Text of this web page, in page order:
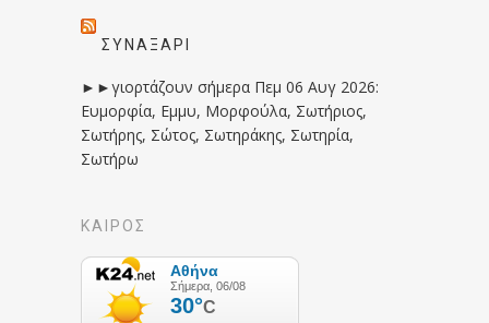
ΣΥΝΑΞΆΡΙ
►►γιορτάζουν σήμερα Πεμ 06 Αυγ 2026:
Ευμορφία, Εμμυ, Μορφούλα, Σωτήριος,
Σωτήρης, Σώτος, Σωτηράκης, Σωτηρία,
Σωτήρω
ΚΑΙΡΟΣ